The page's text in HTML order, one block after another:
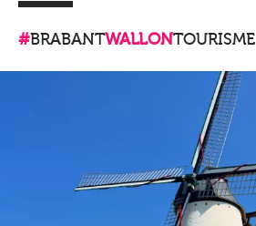
#BRABANTWALLONTOURISME